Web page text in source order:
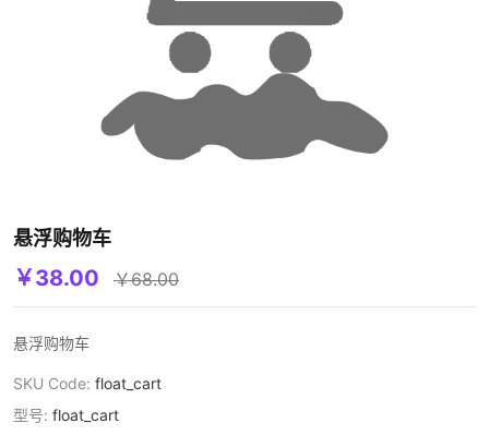
悬浮购物车
￥38.00 ￥68.00
悬浮购物车
SKU Code: float_cart
型号: float_cart